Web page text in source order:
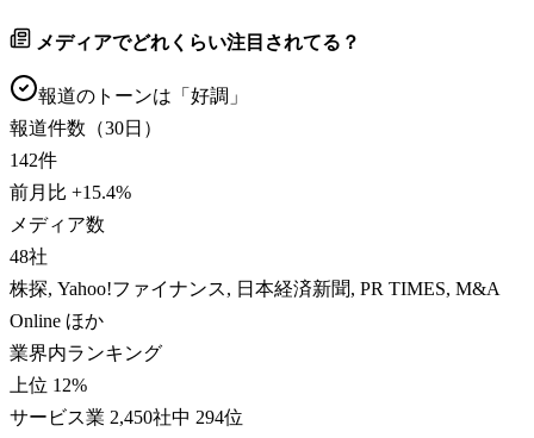
メディアでどれくらい注目されてる？
報道のトーンは「 好調 」
報道件数（30日）
142件
前月比 +15.4%
メディア数
48社
株探, Yahoo!ファイナンス, 日本経済新聞, PR TIMES, M&A
Online ほか
業界内ランキング
上位 12%
サービス業 2,450社中 294位